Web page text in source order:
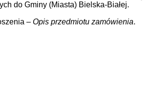
do Gminy (Miasta) Bielska-Białej.
– Opis przedmiotu zamówienia.